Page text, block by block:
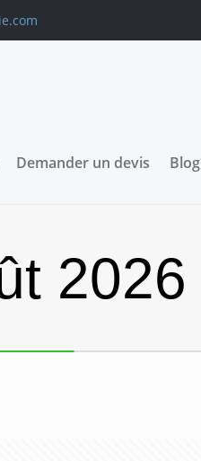
Demander un devis Blog
2026